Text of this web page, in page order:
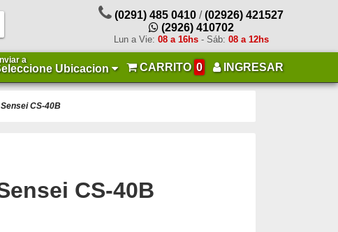
(0291) 485 0410 /(02926) 421527
(2926) 410702
Lun a Vie: 08 a 16hs- Sáb: 08 a 12hs
a
Ubicacion CARRITO 0 INGRESAR
CS-40B
CS-40B